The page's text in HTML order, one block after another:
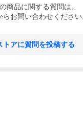
段使い デート お見合
ント 人気 ブランド 口
ディース メンズ ユニ
商品に関する質問は、
らお問い合わせください
トアに質問を投稿する